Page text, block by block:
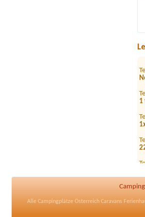
1
Camping
Alle Campingplätze ÖsterreichCaravans